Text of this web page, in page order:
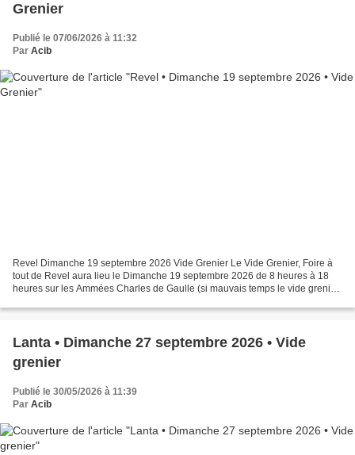
Grenier
Publié le 07/06/2026 à 11:32
Par Acib
Revel Dimanche 19 septembre 2026 Vide Grenier Le Vide Grenier, Foire à
tout de Revel aura lieu le Dimanche 19 septembre 2026 de 8 heures à 18
heures sur les Ammées Charles de Gaulle (si mauvais temps le vide grenier
Lanta • Dimanche 27 septembre 2026 • Vide
grenier
Publié le 30/05/2026 à 11:39
Par Acib